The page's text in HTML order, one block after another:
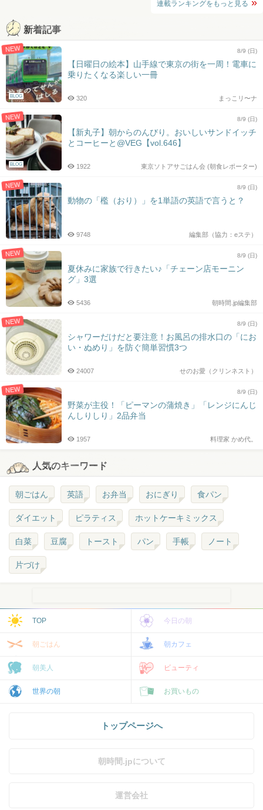
連載ランキングをもっと見る
新着記事
NEW
BLOG
8/9 (日)
【日曜日の絵本】山手線で東京の街を一周！電車に
乗りたくなる楽しい一冊
まっこリ〜ナ
320
NEW
BLOG
8/9 (日)
【新丸子】朝からのんびり。おいしいサンドイッチ
とコーヒーと@VEG【vol.646】
東京ソトアサごはん会 (朝食レポーター)
1922
NEW 8/9 (日)
動物の「檻（おり）」を1単語の英語で言うと？
編集部（協力：eステ）
9748
NEW 8/9 (日)
夏休みに家族で行きたい♪「チェーン店モーニン
グ」3選
朝時間.jp編集部
5436
NEW 8/9 (日)
シャワーだけだと要注意！お風呂の排水口の「にお
い・ぬめり」を防ぐ簡単習慣3つ
せのお愛（クリンネスト）
24007
NEW 8/9 (日)
野菜が主役！「ピーマンの蒲焼き」「レンジにんじ
んしりしり」2品弁当
料理家 かめ代。
1957
人気のキーワード
朝ごはん 英語 お弁当 おにぎり 食パン
ダイエット ピラティス ホットケーキミックス
白菜 豆腐 トースト パン 手帳 ノート
片づけ
TOP 今日の朝
朝ごはん 朝カフェ
朝美人 ビューティ
世界の朝 お買いもの
トップページへ
朝時間.jpについて
運営会社